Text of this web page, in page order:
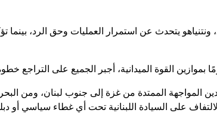
يتحدث عن استمرار العمليات وحق الرد، بينما
القوة الميدانية، أجبر الجميع على التراجع
المواجهة الممتدة من غزة إلى جنوب لبنان، ومن
على السيادة اللبنانية تحت أي غطاء سياسي أو